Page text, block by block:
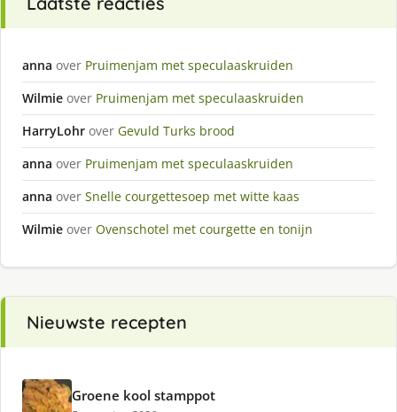
anna over Pruimenjam met speculaaskruiden
Wilmie over Pruimenjam met speculaaskruiden
HarryLohr over Gevuld Turks brood
anna over Pruimenjam met speculaaskruiden
anna over Snelle courgettesoep met witte kaas
Wilmie over Ovenschotel met courgette en tonijn
Nieuwste recepten
Groene kool stamppot